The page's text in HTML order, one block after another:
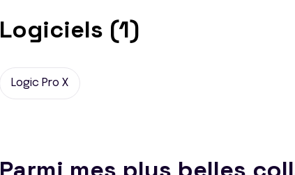
Logiciels (1)
Logic Pro X